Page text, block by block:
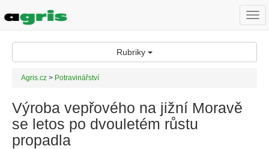
Rubriky
Agris.cz > Potravinářství
Výroba vepřového na jižní Moravě
se letos po dvouletém růstu
propadla